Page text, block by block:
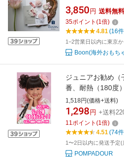
sourire ヘアアク
わいい 可愛い ピ
卒園式 入学式 通
ディース ガールズ
3,850 円 送料無料
35ポイント (1倍)
4.81(16
1−2営業日以内に東京
Boon(海外おもち
ジュニアお勧め（
番、耐熱（180度
ン（ロープウィッ
ィッグ 七五三つ
ッグ キッズウィ
1,518円(価格+送料)
1,298 円 +送料
11ポイント (1倍)
4.51(74
1〜2日以内に発送予定
POMPADOUR